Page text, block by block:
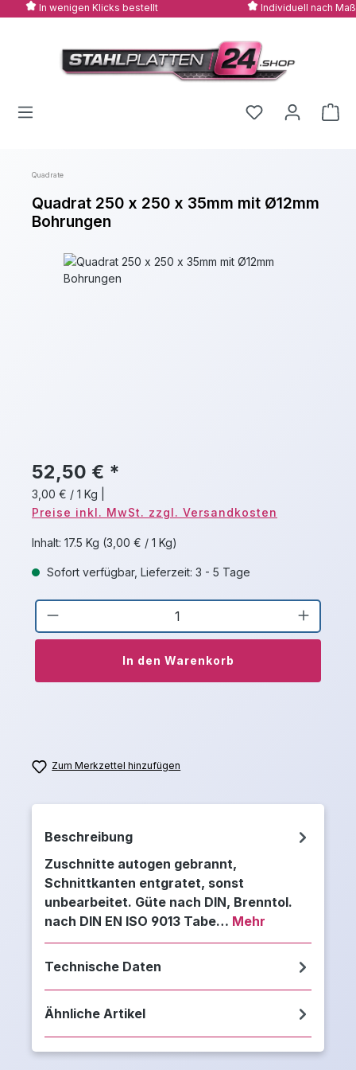
Zum Hauptinhalt springen
In wenigen Klicks bestellt Individuell nach Maß
Quadrate
Quadrat 250 x 250 x 35mm mit Ø12mm
Bohrungen
Bildergalerie überspringen
52,50 € *
3,00 € / 1 Kg
Preise inkl. MwSt. zzgl. Versandkosten
Inhalt: 17.5 Kg (3,00 € / 1 Kg)
Sofort verfügbar, Lieferzeit: 3 - 5 Tage
Produkt Anzahl: Gib den
In den Warenkorb
Zum Merkzettel hinzufügen
Beschreibung
Zuschnitte autogen gebrannt,
Schnittkanten entgratet, sonst
unbearbeitet. Güte nach DIN, Brenntol.
nach DIN EN ISO 9013 Tabe… Mehr
Technische Daten
Ähnliche Artikel